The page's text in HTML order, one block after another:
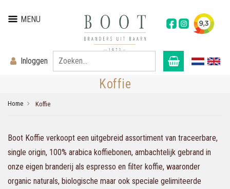
MENU
Inloggen
Koffie
Home Koffie
Boot Koffie verkoopt een uitgebreid assortiment van traceerbare,
single origin, 100% arabica koffiebonen, ambachtelijk gebrand in
onze eigen branderij als espresso en filter koffie, waaronder
organic naturals, biologische maar ook speciale gelimiteerde